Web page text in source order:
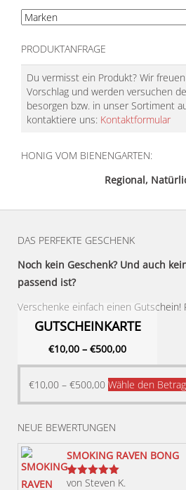
PRODUKTANFRAGE
Du vermisst ein Produkt? Wir
Vorschlag und werden versuchen
besorgen bzw. in unser Sortiment
kontaktiere uns: Kontaktformular
HONIG VOM BIENENGARTEN:
Regional,
DAS PERFEKTE GESCHENK
Noch kein Geschenk? Und auch
passend ist?
Verschenke einfach einen Gutschein!
GUTSCHEINKARTE
€10,00 – €500,00
€10,00 – €500,00 Wähle den Betrag
NEUE BEWERTUNGEN
SMOKING RAVEN BONG
Bewertet
von Steven K.